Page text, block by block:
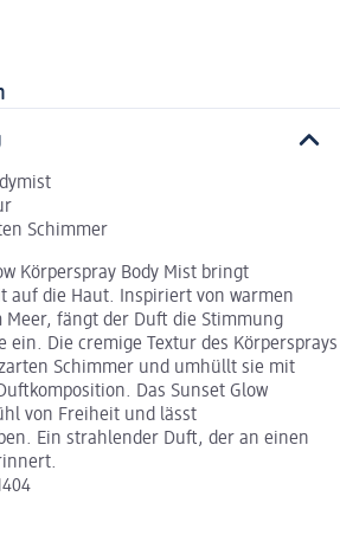
Schimmer
Körperspray Body Mist bringt
auf die Haut. Inspiriert von warmen
Meer, fängt der Duft die Stimmung
ein. Die cremige Textur des Körpersprays
Schimmer und umhüllt sie mit
Das Sunset Glow
von Freiheit und lässt
Ein strahlender Duft, der an einen